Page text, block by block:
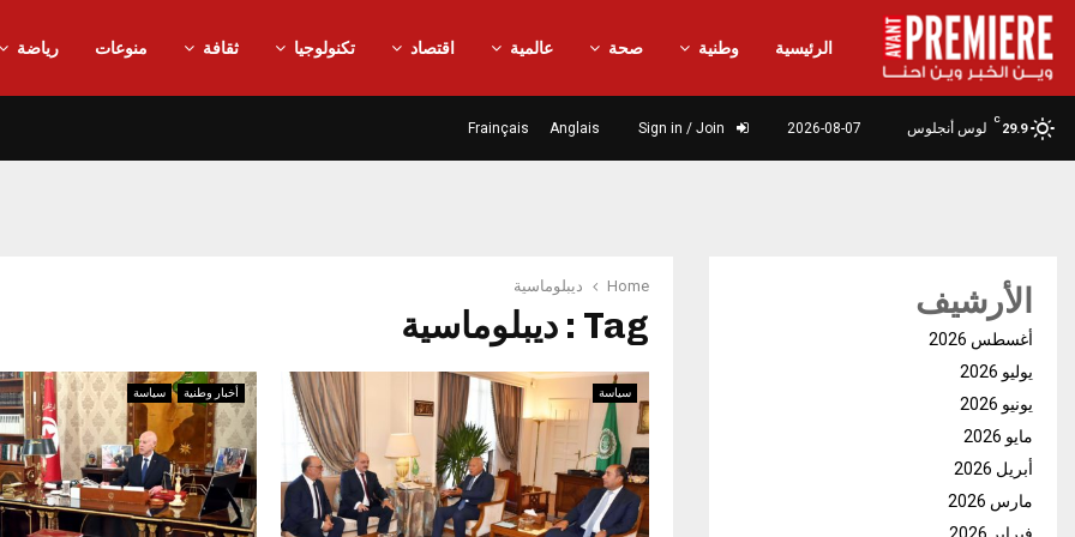
الرئيسية وطنية صحة عالمية اقتصاد تكنولوجيا ثقافة منوعات رياضة
29.9
C
لوس أنجلوس 2026-08-07
Anglais
Frainçais
Home ديبلوماسية
Tag : ديبلوماسية
أخبار وطنية سياسة سياسة
الأرشيف
أغسطس 2026
يوليو 2026
يونيو 2026
مايو 2026
أبريل 2026
مارس 2026